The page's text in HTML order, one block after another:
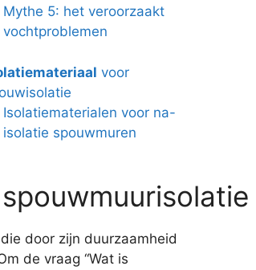
Mythe 5: het veroorzaakt
vochtproblemen
voor
Isolatiematerialen voor na-
isolatie spouwmuren
door zijn duurzaamheid
de vraag “Wat is